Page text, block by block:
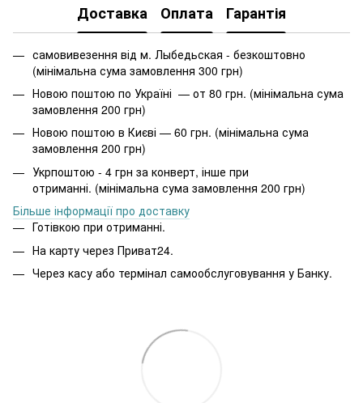
Доставка Оплата Гарантія
самовивезення від м. Лыбедьская - безкоштовно
(мінімальна сума замовлення 300 грн)
Новою поштою по Україні — от 80 грн. (мінімальна сума
замовлення 200 грн)
Новою поштою в Києві — 60 грн. (мінімальна сума
замовлення 200 грн)
Укрпоштою - 4 грн за конверт, інше при
отриманні. (мінімальна сума замовлення 200 грн)
Більше інформації про доставку
Готівкою при отриманні.
На карту через Приват24.
Через касу або термінал самообслуговування у Банку.